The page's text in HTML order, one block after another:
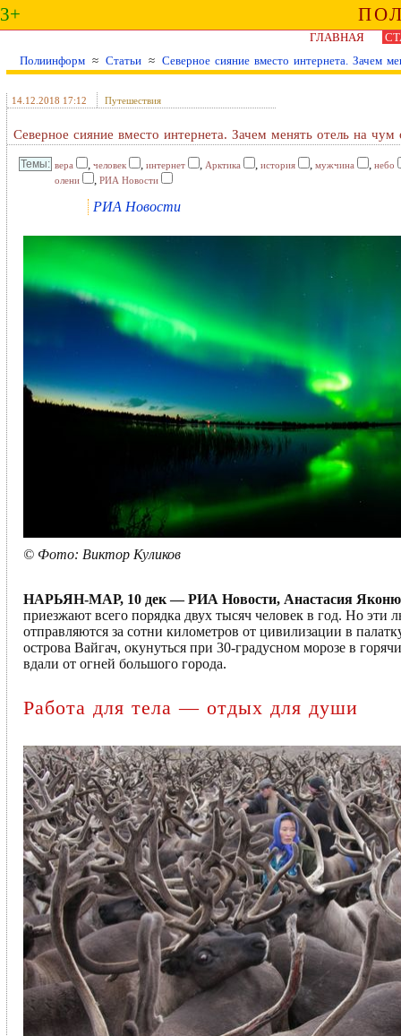
3+
ГЛАВНАЯ
Полиинформ ≈ Статьи ≈ Северное сияние вместо интернета. Зачем
14.12.2018 17:12 Путешествия
Северное сияние вместо интернета. Зачем менять отель на чум
вера , человек , интернет , Арктика , история , мужчина , небо
олени
, РИА Новости
РИА Новости
© Фото: Виктор Куликов
НАРЬЯН-МАР, 10 дек — РИА Новости, Анастасия
приезжают всего порядка двух тысяч человек в год. Но
отправляются за сотни километров от цивилизации в
острова Вайгач, окунуться при 30-градусном морозе в
вдали от огней большого города.
Работа для тела — отдых для души